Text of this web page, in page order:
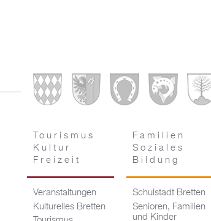
Tourismus
Kultur
Freizeit
Veranstaltungen
Kulturelles Bretten
Familien
Soziales
Bildung
Schulstadt Bretten
Senioren, Familien
und Kinder